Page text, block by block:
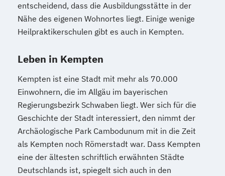
entscheidend, dass die Ausbildungsstätte in der
Nähe des eigenen Wohnortes liegt. Einige wenige
Heilpraktikerschulen gibt es auch in Kempten.
Leben in Kempten
Kempten ist eine Stadt mit mehr als 70.000
Einwohnern, die im Allgäu im bayerischen
Regierungsbezirk Schwaben liegt. Wer sich für die
Geschichte der Stadt interessiert, den nimmt der
Archäologische Park Cambodunum mit in die Zeit
als Kempten noch Römerstadt war. Dass Kempten
eine der ältesten schriftlich erwähnten Städte
Deutschlands ist, spiegelt sich auch in den